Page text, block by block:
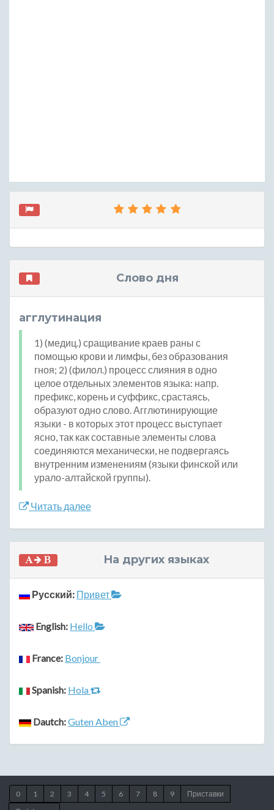
Слово дня
агглутинация
1) (медиц.) сращивание краев раны с
помощью крови и лимфы, без образования
гноя; 2) (филол.) процесс слияния в одно
целое отдельных элементов языка: напр.
префикс, корень и суффикс, срастаясь,
образуют одно слово. Агглютинирующие
языки - в которых этот процесс выступает
ясно, так как составные элементы слова
соединяются механически, не подвергаясь
внутренним изменениям (языки финской или
урало-алтайской группы).
Читать далее
На других языках
Русский: Привет
English: Hello
France: Bonjour
Spanish: Hola
Dautch:Guten Aben
0 1 2 3 4 5 6 7 8 9
Приставки